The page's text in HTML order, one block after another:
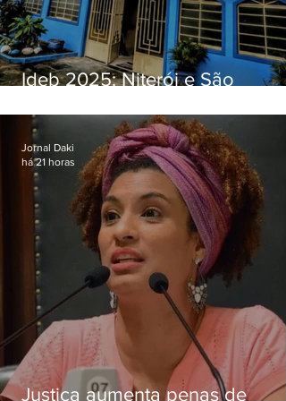
Ideb 2025: Niterói e São
distintos no ensino médio; veja
Justiça aumenta penas de
Jornal Daki
há 21 horas